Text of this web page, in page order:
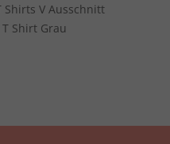
Shirts V Ausschnitt
Shirt Grau